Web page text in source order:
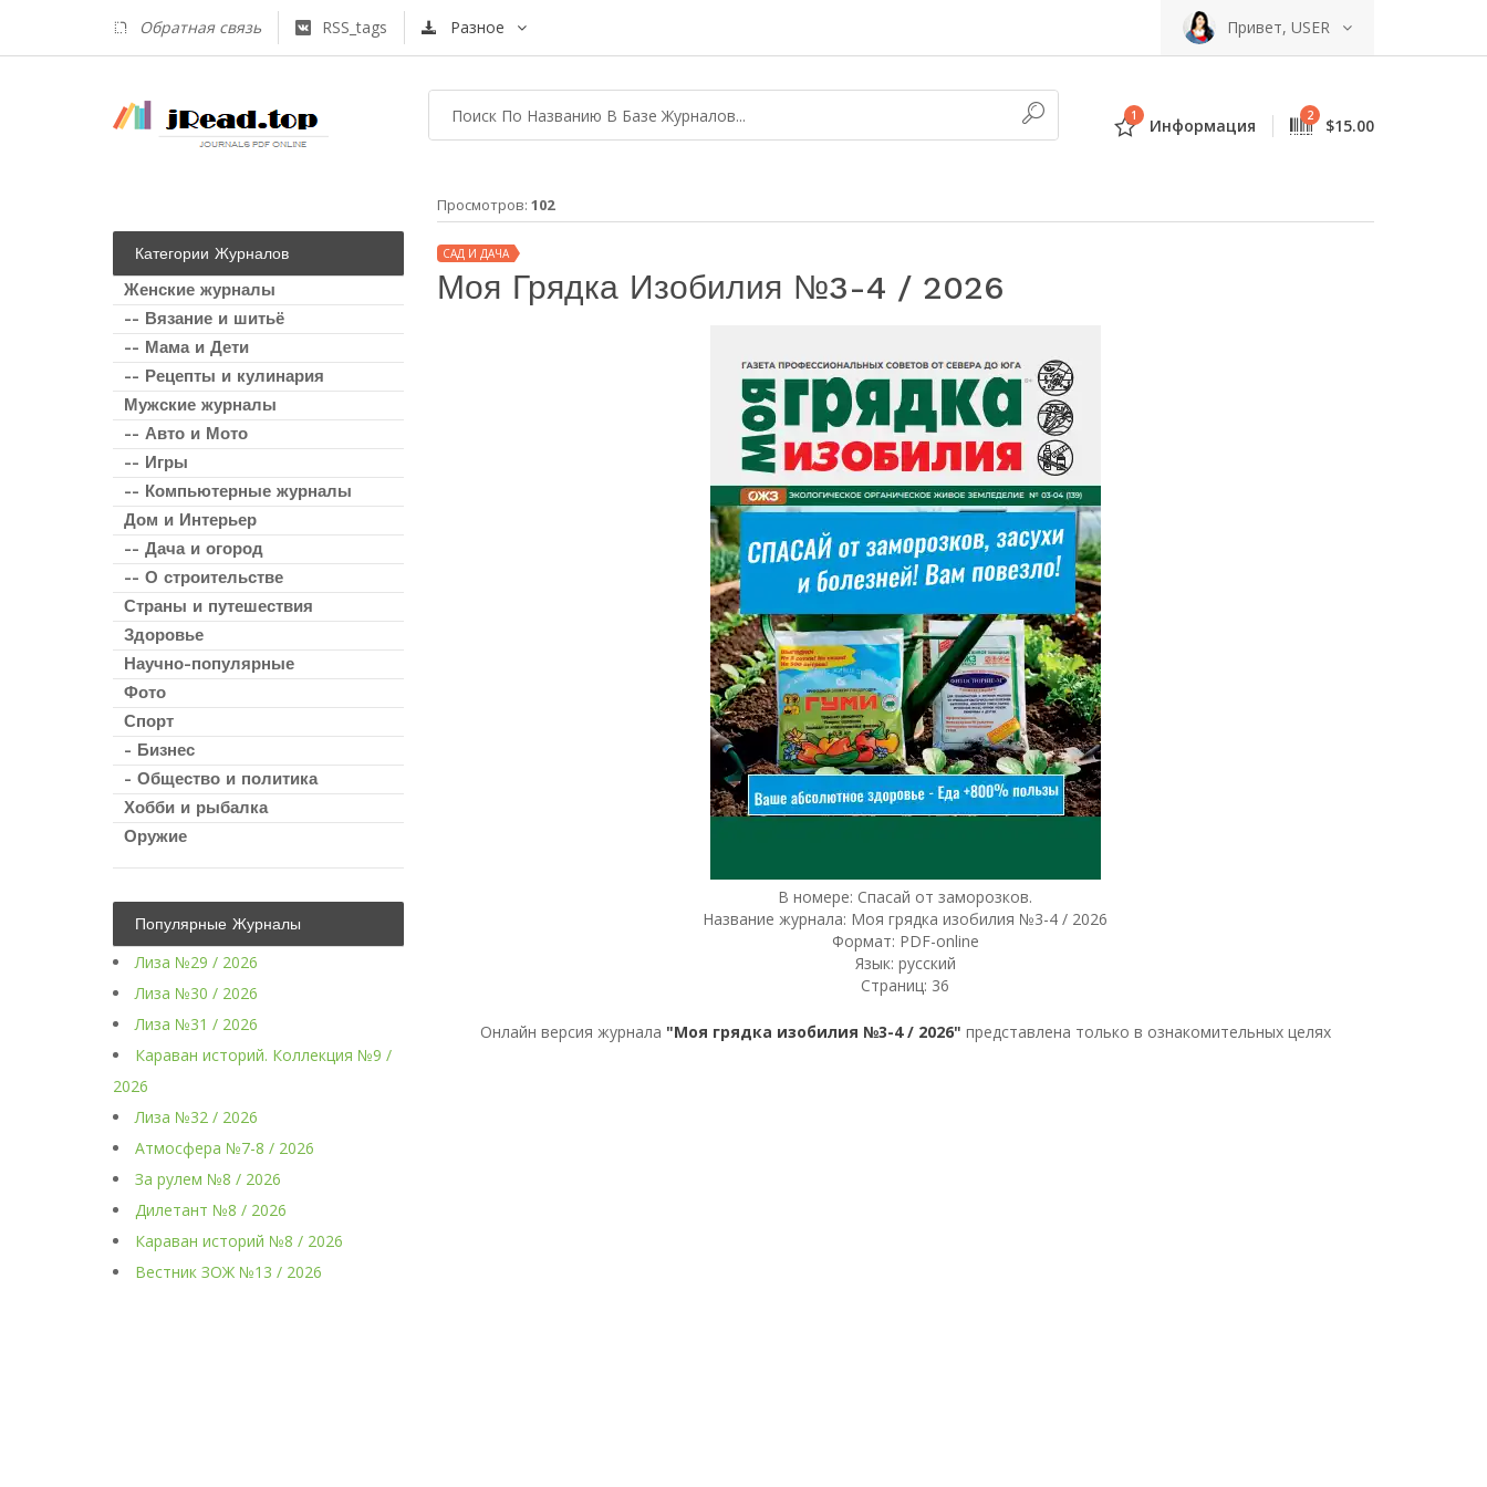
Обратная связь RSS_tags Разное Привет, USER
1 Информация 2 $15.00
Категории Журналов
Женские журналы
-- Вязание и шитьё
-- Мама и Дети
-- Рецепты и кулинария
Мужские журналы
-- Авто и Мото
-- Игры
-- Компьютерные журналы
Дом и Интерьер
-- Дача и огород
-- О строительстве
Страны и путешествия
Здоровье
Научно-популярные
Фото
Спорт
- Бизнес
- Общество и политика
Хобби и рыбалка
Оружие
Популярные Журналы
Лиза №29 / 2026
Лиза №30 / 2026
Лиза №31 / 2026
Караван историй. Коллекция №9 /
2026
Лиза №32 / 2026
Атмосфера №7-8 / 2026
За рулем №8 / 2026
Дилетант №8 / 2026
Караван историй №8 / 2026
Вестник ЗОЖ №13 / 2026
Просмотров: 102
САД И ДАЧА
Моя Грядка Изобилия №3-4 / 2026
В номере: Спасай от заморозков.
Название журнала: Моя грядка изобилия №3-4 / 2026
Формат: PDF-online
Язык: русский
Страниц: 36
Онлайн версия журнала "Моя грядка изобилия №3-4 / 2026" представлена только в ознакомительных целях